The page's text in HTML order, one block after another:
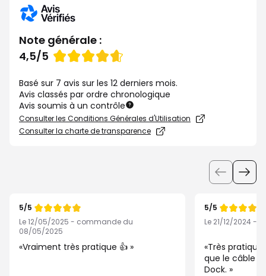
Note générale :
Note
4,5/5
Basé sur 7 avis sur les 12 derniers mois.
Avis classés par ordre chronologique
Avis soumis à un contrôle
Consulter les Conditions Générales d'Utilisation
Consulter la charte de transparence
pour
afficher
Note
de
5/5
Le 12/05/2025 - commande du
08/05/2025
Vraiment très pratique 👍
Note
de
5/5
Le 21/12/2024 -
Très
que le câble
Dock.